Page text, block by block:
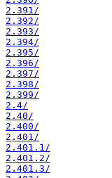
2.391/
2.392/
2.393/
2.394/
2.395/
2.396/
2.397/
2.398/
2.399/
2.4/
2.40/
2.400/
2.401/
2.401.1/
2.401.2/
2.401.3/